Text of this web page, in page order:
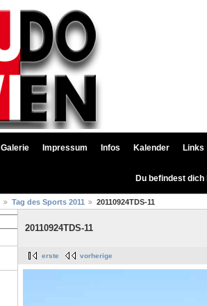
Galerie Impressum Infos Kalender Links
Du befindest
Tag des Sports 2011 20110924TDS-11
20110924TDS-11
erste vorherige